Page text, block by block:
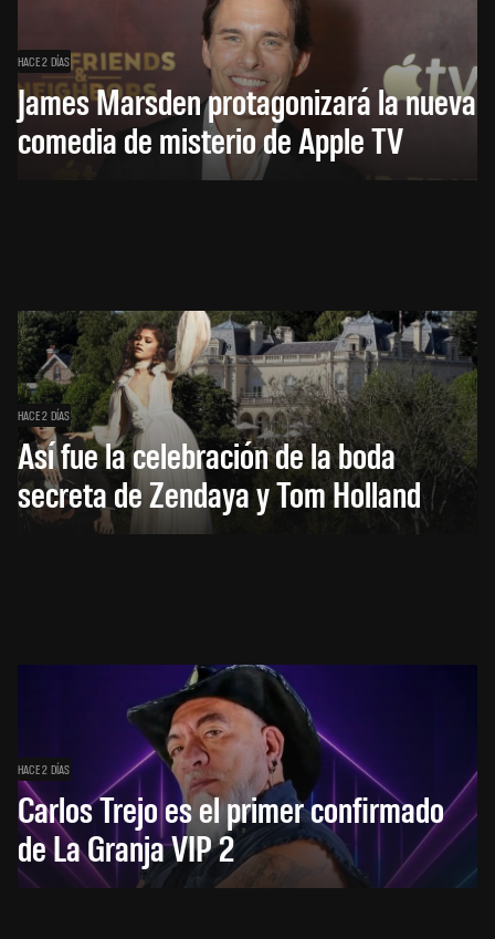
HACE 2 DÍAS
James Marsden protagonizará la nueva
comedia de misterio de Apple TV
HACE 2 DÍAS
Así fue la celebración de la boda
secreta de Zendaya y Tom Holland
HACE 2 DÍAS
Carlos Trejo es el primer confirmado
de La Granja VIP 2